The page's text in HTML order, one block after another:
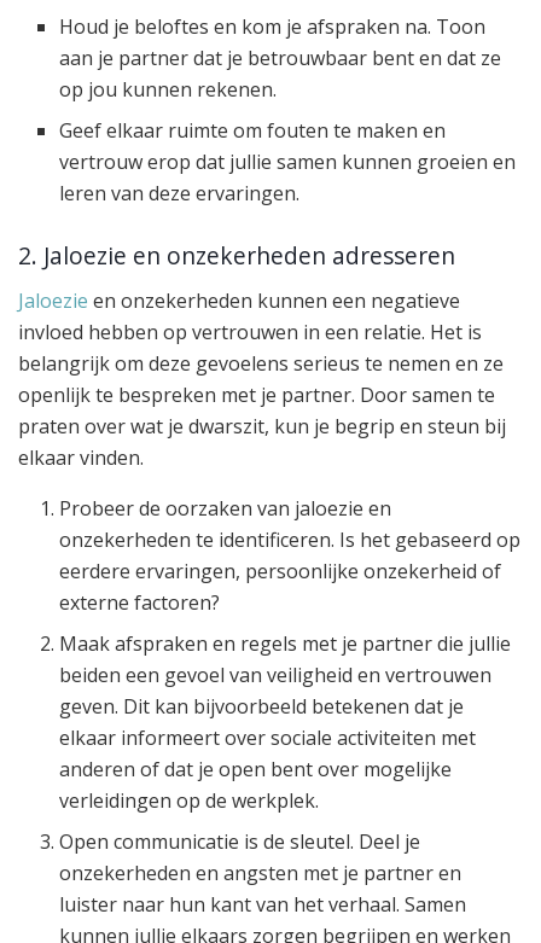
Houd je beloftes en kom je afspraken na. Toon
aan je partner dat je betrouwbaar bent en dat ze
op jou kunnen rekenen.
Geef elkaar ruimte om fouten te maken en
vertrouw erop dat jullie samen kunnen groeien en
leren van deze ervaringen.
2. Jaloezie en onzekerheden adresseren
Jaloezie en onzekerheden kunnen een negatieve
invloed hebben op vertrouwen in een relatie. Het is
belangrijk om deze gevoelens serieus te nemen en ze
openlijk te bespreken met je partner. Door samen te
praten over wat je dwarszit, kun je begrip en steun bij
elkaar vinden.
Probeer de oorzaken van jaloezie en
onzekerheden te identificeren. Is het gebaseerd op
eerdere ervaringen, persoonlijke onzekerheid of
externe factoren?
Maak afspraken en regels met je partner die jullie
beiden een gevoel van veiligheid en vertrouwen
geven. Dit kan bijvoorbeeld betekenen dat je
elkaar informeert over sociale activiteiten met
anderen of dat je open bent over mogelijke
verleidingen op de werkplek.
Open communicatie is de sleutel. Deel je
onzekerheden en angsten met je partner en
luister naar hun kant van het verhaal. Samen
kunnen jullie elkaars zorgen begrijpen en werken